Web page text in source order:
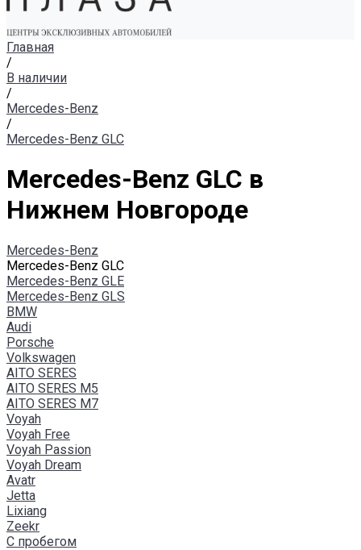
Главная
/
В наличии
/
Mercedes-Benz
/
Mercedes-Benz GLC
Mercedes-Benz GLC в
Нижнем Новгороде
Mercedes-Benz
Mercedes-Benz GLC
Mercedes-Benz GLE
Mercedes-Benz GLS
BMW
Audi
Porsche
Volkswagen
AITO SERES
AITO SERES M5
AITO SERES M7
Voyah
Voyah Free
Voyah Passion
Voyah Dream
Avatr
Jetta
Lixiang
Zeekr
С пробегом